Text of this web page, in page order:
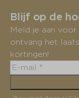
Blijf op de
Meld je aan
ontvang het
kortingen!